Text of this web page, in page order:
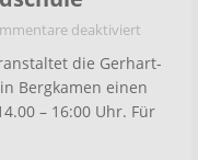
deaktiviert
die Gerhart-
Bergkamen einen
– 16:00 Uhr. Für